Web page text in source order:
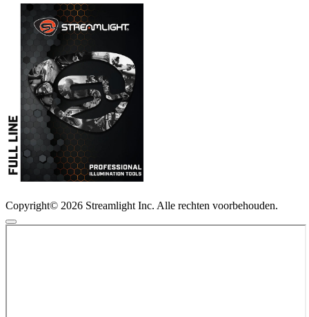
Copyright© 2026 Streamlight Inc. Alle rechten voorbehouden.